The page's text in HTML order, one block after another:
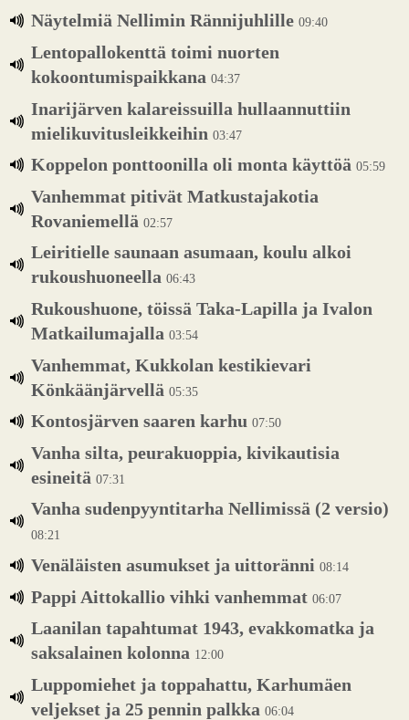
Näytelmiä Nellimin Rännijuhlille 09:40
Lentopallokenttä toimi nuorten
kokoontumispaikkana 04:37
Inarijärven kalareissuilla hullaannuttiin
mielikuvitusleikkeihin 03:47
Koppelon ponttoonilla oli monta käyttöä 05:59
Vanhemmat pitivät Matkustajakotia
Rovaniemellä 02:57
Leiritielle saunaan asumaan, koulu alkoi
rukoushuoneella 06:43
Rukoushuone, töissä Taka-Lapilla ja Ivalon
Matkailumajalla 03:54
Vanhemmat, Kukkolan kestikievari
Könkäänjärvellä 05:35
Kontosjärven saaren karhu 07:50
Vanha silta, peurakuoppia, kivikautisia
esineitä 07:31
Vanha sudenpyyntitarha Nellimissä (2 versio)
08:21
Venäläisten asumukset ja uittoränni 08:14
Pappi Aittokallio vihki vanhemmat 06:07
Laanilan tapahtumat 1943, evakkomatka ja
saksalainen kolonna 12:00
Luppomiehet ja toppahattu, Karhumäen
veljekset ja 25 pennin palkka 06:04